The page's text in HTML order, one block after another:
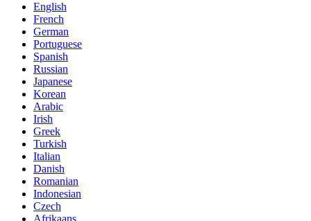
English
French
German
Portuguese
Spanish
Russian
Japanese
Korean
Arabic
Irish
Greek
Turkish
Italian
Danish
Romanian
Indonesian
Czech